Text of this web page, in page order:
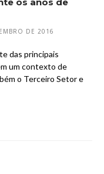
os anos de
DE 2016
das principais
um contexto de
o Terceiro Setor e